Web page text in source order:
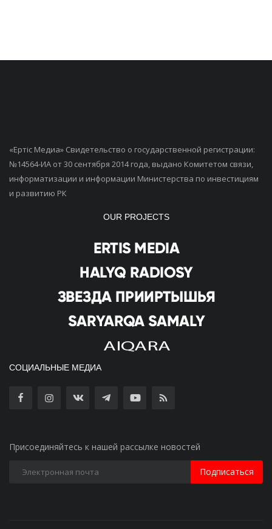
«Ертiс Медиа» Свидетельство о государственной регистрации:
№14564-ИА от 30 сентября 2014 года, выдано Комитетом связи,
информатизации и информации Министерства по инвестициям
и развитию РК
OUR PROJECTS
СОЦИАЛЬНЫЕ МЕДИА
Присоединяйтесь к нашей рассылке новостей
Подписаться